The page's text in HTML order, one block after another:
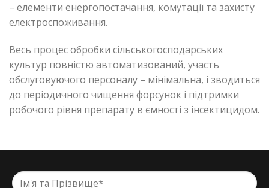
– елементи енергопостачання, комутації та захисту
електроспоживання.
Весь процес обробки сільськогосподарських
культур повністю автоматизований, участь
обслуговуючого персоналу – мінімальна, і зводиться
до періодичного чищення форсунок і підтримки
робочого рівня препарату в ємності з інсектицидом.